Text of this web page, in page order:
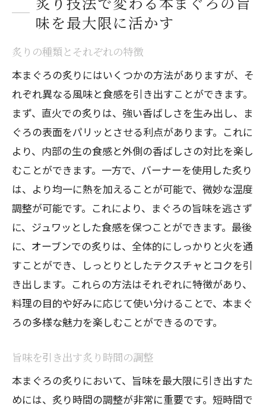
味を最大限に活かす
炙りの種類とそれぞれの特徴
本まぐろの炙りにはいくつかの方法がありますが、そ
れぞれ異なる風味と食感を引き出すことができます。
まず、直火での炙りは、強い香ばしさを生み出し、ま
ぐろの表面をパリッとさせる利点があります。これに
より、内部の生の食感と外側の香ばしさの対比を楽し
むことができます。一方で、バーナーを使用した炙り
は、より均一に熱を加えることが可能で、微妙な温度
調整が可能です。これにより、まぐろの旨味を逃さず
に、ジュワッとした食感を保つことができます。最後
に、オーブンでの炙りは、全体的にしっかりと火を通
すことができ、しっとりとしたテクスチャとコクを引
き出します。これらの方法はそれぞれに特徴があり、
料理の目的や好みに応じて使い分けることで、本まぐ
ろの多様な魅力を楽しむことができるのです。
旨味を引き出す炙り時間の調整
本まぐろの炙りにおいて、旨味を最大限に引き出すた
めには、炙り時間の調整が非常に重要です。短時間で